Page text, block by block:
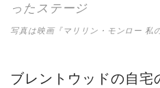
ったステージ
写真は映画『マリリン・モンロー 私
ブレントウッドの自宅